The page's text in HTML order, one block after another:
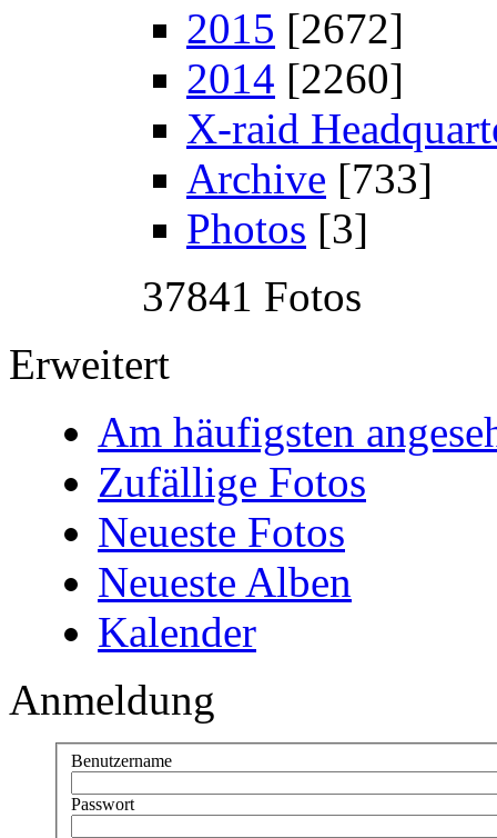
2015 [2672]
2014 [2260]
X-raid
Archive [733]
Photos [3]
37841 Fotos
Erweitert
Am häufigsten
Zufällige Fotos
Neueste Fotos
Neueste Alben
Kalender
Anmeldung
Benutzername
Passwort